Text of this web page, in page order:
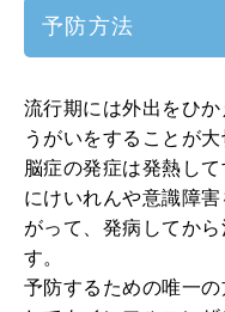
予防方法
流行期には外出をひか
うがいをすることが
脳症の発症は発熱し
にけいれんや意識障
がって、発病してか
す。
予防するための唯一